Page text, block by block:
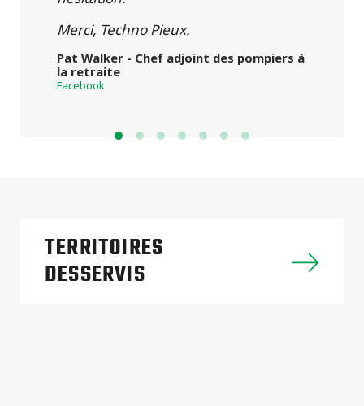
Merci, Techno Pieux.
Pat Walker - Chef adjoint des pompiers à
la retraite
Facebook
TERRITOIRES
DESSERVIS